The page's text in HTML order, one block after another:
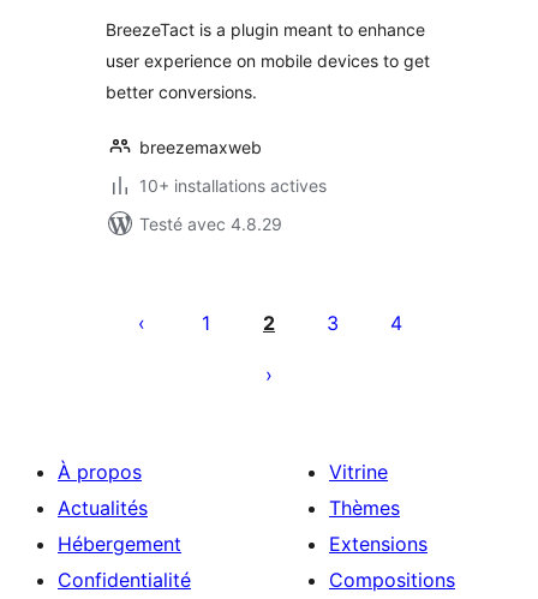
BreezeTact is a plugin meant to enhance
user experience on mobile devices to get
better conversions.
breezemaxweb
10+ installations actives
Testé avec 4.8.29
des
1 2 3 4
À propos
Actualités
Hébergement
Confidentialité
Vitrine
Thèmes
Extensions
Compositions